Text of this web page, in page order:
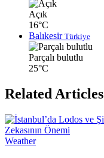
Açık
16°C
Balıkesir Türkiye
Parçalı bulutlu
25°C
Related Articles
Weather